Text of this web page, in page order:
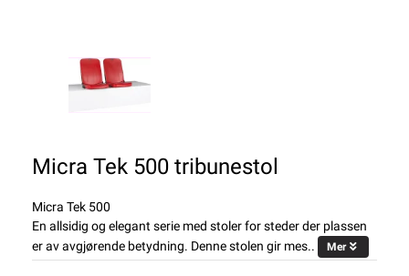
Micra Tek 500 tribunestol
Micra Tek 500
En allsidig og elegant serie med stoler for steder der plassen
er av avgjørende betydning. Denne stolen gir mes..
Mer